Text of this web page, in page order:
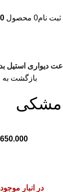
نام0 محصول 0
دیواری استیل
بازگشت
مشکی
در انبار